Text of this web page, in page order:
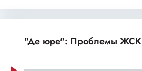
"Де юре": Проблемы ЖСК